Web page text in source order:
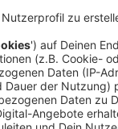
In den nächsten
Sebastianus das
Schützenverein
Anzeige